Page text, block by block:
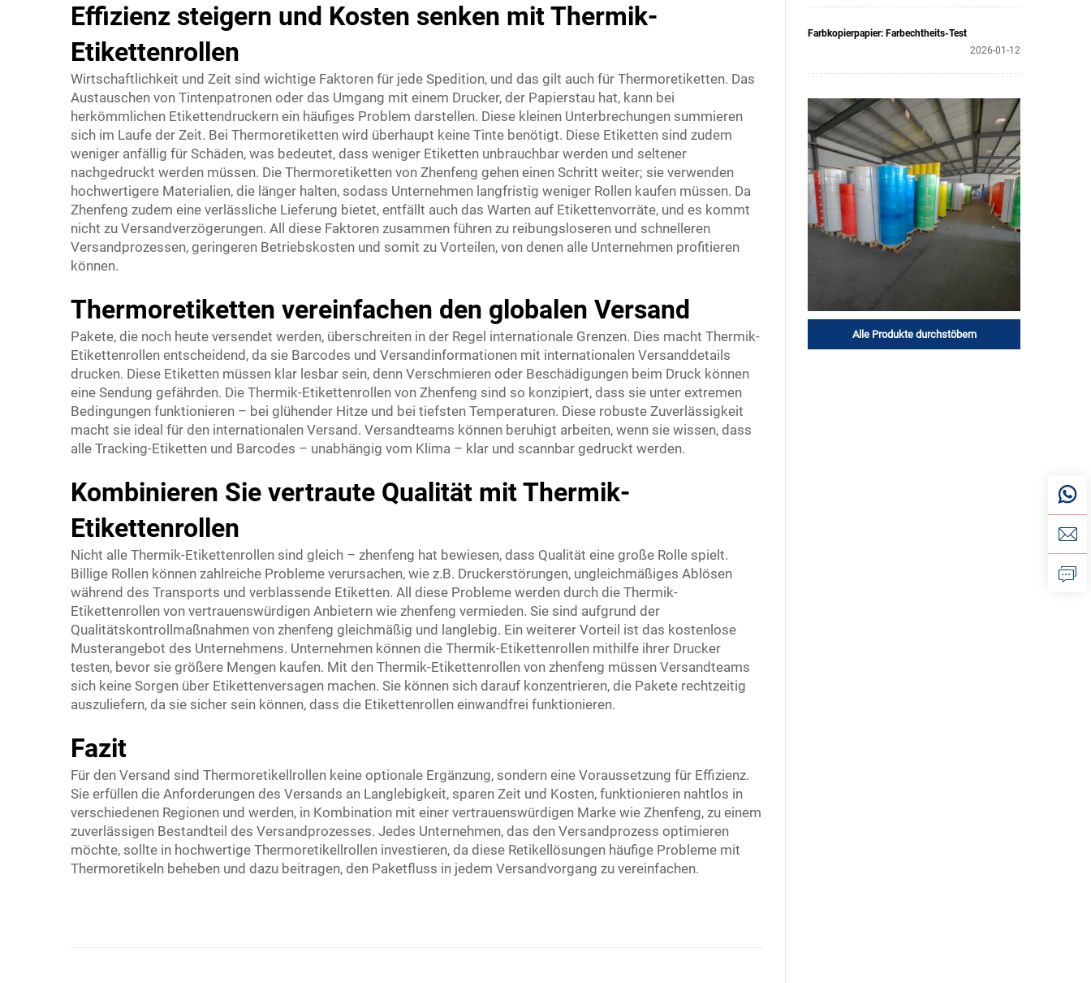
Effizienz steigern und Kosten senken mit Thermik-
Etikettenrollen
Wirtschaftlichkeit und Zeit sind wichtige Faktoren für jede Spedition, und das gilt auch für Thermoretiketten. Das
Austauschen von Tintenpatronen oder das Umgang mit einem Drucker, der Papierstau hat, kann bei
herkömmlichen Etikettendruckern ein häufiges Problem darstellen. Diese kleinen Unterbrechungen summieren
sich im Laufe der Zeit. Bei Thermoretiketten wird überhaupt keine Tinte benötigt. Diese Etiketten sind zudem
weniger anfällig für Schäden, was bedeutet, dass weniger Etiketten unbrauchbar werden und seltener
nachgedruckt werden müssen. Die Thermoretiketten von Zhenfeng gehen einen Schritt weiter; sie verwenden
hochwertigere Materialien, die länger halten, sodass Unternehmen langfristig weniger Rollen kaufen müssen. Da
Zhenfeng zudem eine verlässliche Lieferung bietet, entfällt auch das Warten auf Etikettenvorräte, und es kommt
nicht zu Versandverzögerungen. All diese Faktoren zusammen führen zu reibungsloseren und schnelleren
Versandprozessen, geringeren Betriebskosten und somit zu Vorteilen, von denen alle Unternehmen profitieren
können.
Thermoretiketten vereinfachen den globalen Versand
Pakete, die noch heute versendet werden, überschreiten in der Regel internationale Grenzen. Dies macht Thermik-
Etikettenrollen entscheidend, da sie Barcodes und Versandinformationen mit internationalen Versanddetails
drucken. Diese Etiketten müssen klar lesbar sein, denn Verschmieren oder Beschädigungen beim Druck können
eine Sendung gefährden. Die Thermik-Etikettenrollen von Zhenfeng sind so konzipiert, dass sie unter extremen
Bedingungen funktionieren – bei glühender Hitze und bei tiefsten Temperaturen. Diese robuste Zuverlässigkeit
macht sie ideal für den internationalen Versand. Versandteams können beruhigt arbeiten, wenn sie wissen, dass
alle Tracking-Etiketten und Barcodes – unabhängig vom Klima – klar und scannbar gedruckt werden.
Kombinieren Sie vertraute Qualität mit Thermik-
Etikettenrollen
Nicht alle Thermik-Etikettenrollen sind gleich – zhenfeng hat bewiesen, dass Qualität eine große Rolle spielt.
Billige Rollen können zahlreiche Probleme verursachen, wie z.B. Druckerstörungen, ungleichmäßiges Ablösen
während des Transports und verblassende Etiketten. All diese Probleme werden durch die Thermik-
Etikettenrollen von vertrauenswürdigen Anbietern wie zhenfeng vermieden. Sie sind aufgrund der
Qualitätskontrollmaßnahmen von zhenfeng gleichmäßig und langlebig. Ein weiterer Vorteil ist das kostenlose
Musterangebot des Unternehmens. Unternehmen können die Thermik-Etikettenrollen mithilfe ihrer Drucker
testen, bevor sie größere Mengen kaufen. Mit den Thermik-Etikettenrollen von zhenfeng müssen Versandteams
sich keine Sorgen über Etikettenversagen machen. Sie können sich darauf konzentrieren, die Pakete rechtzeitig
auszuliefern, da sie sicher sein können, dass die Etikettenrollen einwandfrei funktionieren.
Fazit
Für den Versand sind Thermoretikellrollen keine optionale Ergänzung, sondern eine Voraussetzung für Effizienz.
Sie erfüllen die Anforderungen des Versands an Langlebigkeit, sparen Zeit und Kosten, funktionieren nahtlos in
verschiedenen Regionen und werden, in Kombination mit einer vertrauenswürdigen Marke wie Zhenfeng, zu einem
zuverlässigen Bestandteil des Versandprozesses. Jedes Unternehmen, das den Versandprozess optimieren
möchte, sollte in hochwertige Thermoretikellrollen investieren, da diese Retikellösungen häufige Probleme mit
Thermoretikeln beheben und dazu beitragen, den Paketfluss in jedem Versandvorgang zu vereinfachen.
Farbkopierpapier: Farbechtheits-Test
2026-01-12
Alle Produkte durchstöbern